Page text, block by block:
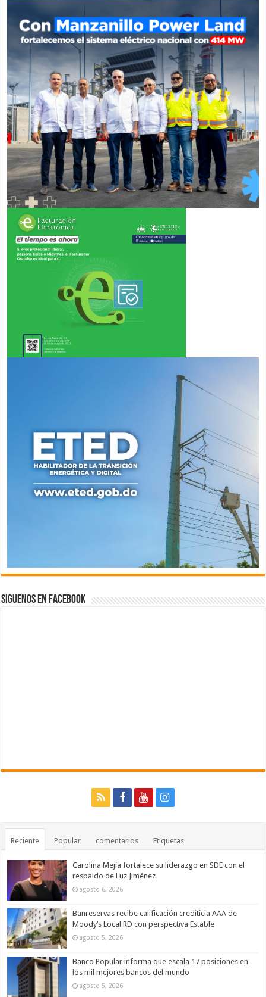
Siguenos en Facebook
Reciente Popular comentarios Etiquetas
Carolina Mejía fortalece su liderazgo en SDE con el
respaldo de Luz Jiménez
agosto 6, 2026
Banreservas recibe calificación crediticia AAA de
Moody’s Local RD con perspectiva Estable
agosto 5, 2026
Banco Popular informa que escala 17 posiciones en
los mil mejores bancos del mundo
agosto 5, 2026